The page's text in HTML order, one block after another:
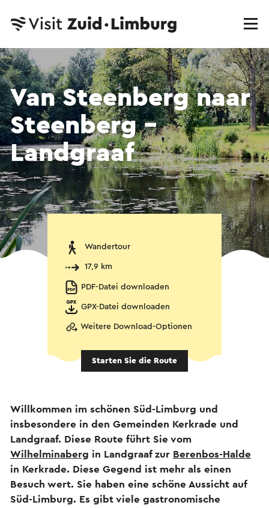
Van Steenberg naar
Steenberg -
Landgraaf
Wandertour
17,9 km
PDF-Datei downloaden
GPX-Datei downloaden
Weitere Download-Optionen
Starten Sie die Route
Willkommen im schönen Süd-Limburg und
insbesondere in den Gemeinden Kerkrade und
Landgraaf. Diese Route führt Sie vom
Wilhelminaberg in Landgraaf zur Berenbos-Halde
in Kerkrade. Diese Gegend ist mehr als einen
Besuch wert. Sie haben eine schöne Aussicht auf
Süd-Limburg. Es gibt viele gastronomische